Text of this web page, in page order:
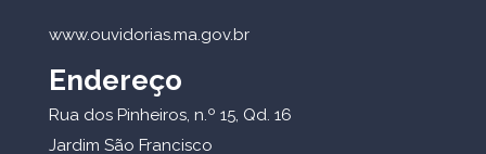
www.ouvidorias.ma.gov.br
Endereço
Rua dos Pinheiros, n.º 15, Qd. 16
Jardim São Francisco